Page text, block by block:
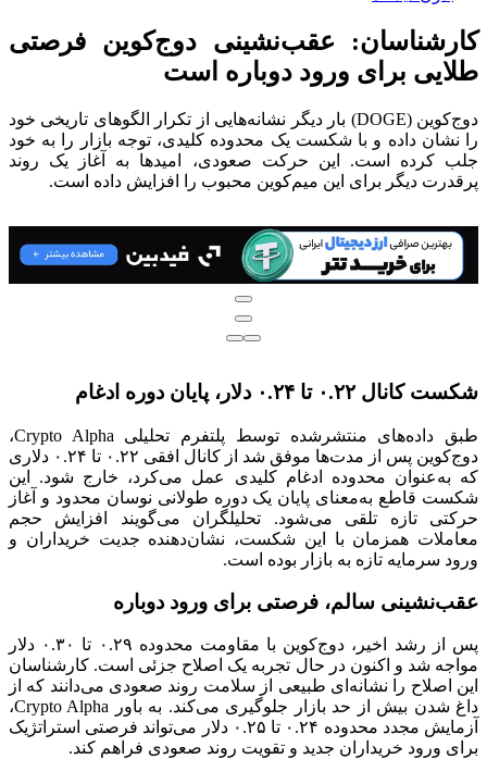
کارشناسان: عقب‌نشینی دوج‌کوین فرصتی
طلایی برای ورود دوباره است
دوج‌کوین (DOGE) بار دیگر نشانه‌هایی از تکرار الگوهای تاریخی خود
را نشان داده و با شکست یک محدوده کلیدی، توجه بازار را به خود
جلب کرده است. این حرکت صعودی، امیدها به آغاز یک روند
پرقدرت دیگر برای این میم‌کوین محبوب را افزایش داده است.
شکست کانال ۰.۲۲ تا ۰.۲۴ دلار، پایان دوره ادغام
طبق داده‌های منتشرشده توسط پلتفرم تحلیلی Crypto Alpha،
دوج‌کوین پس از مدت‌ها موفق شد از کانال افقی ۰.۲۲ تا ۰.۲۴ دلاری
که به‌عنوان محدوده ادغام کلیدی عمل می‌کرد، خارج شود. این
شکست قاطع به‌معنای پایان یک دوره طولانی نوسان محدود و آغاز
حرکتی تازه تلقی می‌شود. تحلیلگران می‌گویند افزایش حجم
معاملات همزمان با این شکست، نشان‌دهنده جدیت خریداران و
ورود سرمایه تازه به بازار بوده است.
عقب‌نشینی سالم، فرصتی برای ورود دوباره
پس از رشد اخیر، دوج‌کوین با مقاومت محدوده ۰.۲۹ تا ۰.۳۰ دلار
مواجه شد و اکنون در حال تجربه یک اصلاح جزئی است. کارشناسان
این اصلاح را نشانه‌ای طبیعی از سلامت روند صعودی می‌دانند که از
داغ شدن بیش از حد بازار جلوگیری می‌کند. به باور Crypto Alpha،
آزمایش مجدد محدوده ۰.۲۴ تا ۰.۲۵ دلار می‌تواند فرصتی استراتژیک
برای ورود خریداران جدید و تقویت روند صعودی فراهم کند.